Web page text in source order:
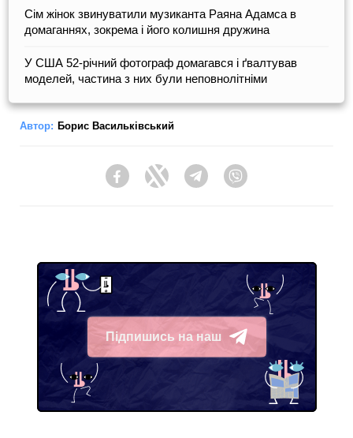
Сім жінок звинуватили музиканта Раяна Адамса в
домаганнях, зокрема і його колишня дружина
У США 52-річний фотограф домагався і ґвалтував
моделей, частина з них були неповнолітніми
Автор: Борис Васильківський
FacebookTwitter Telegram
Підпишись на наш
Telegram